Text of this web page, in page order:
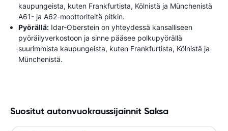
kaupungeista, kuten Frankfurtista, Kölnistä ja Münchenistä
A61- ja A62-moottoriteitä pitkin.
Pyörällä: Idar-Oberstein on yhteydessä kansalliseen
pyöräilyverkostoon ja sinne pääsee polkupyörällä
suurimmista kaupungeista, kuten Frankfurtista, Kölnistä ja
Münchenistä.
Suositut autonvuokraussijainnit Saksa